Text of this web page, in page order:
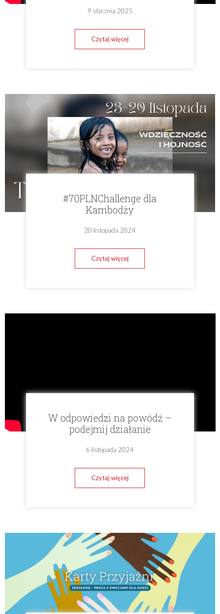
9 stycznia 2025
Czytaj więcej
#70PLNChallenge dla
Kambodży
20 listopada 2024
Czytaj więcej
W odpowiedzi na powódź –
podejmij działanie
6 listopada 2024
Czytaj więcej